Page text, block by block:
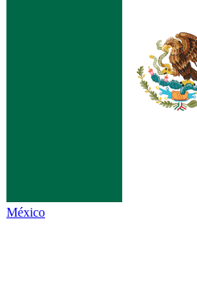
México